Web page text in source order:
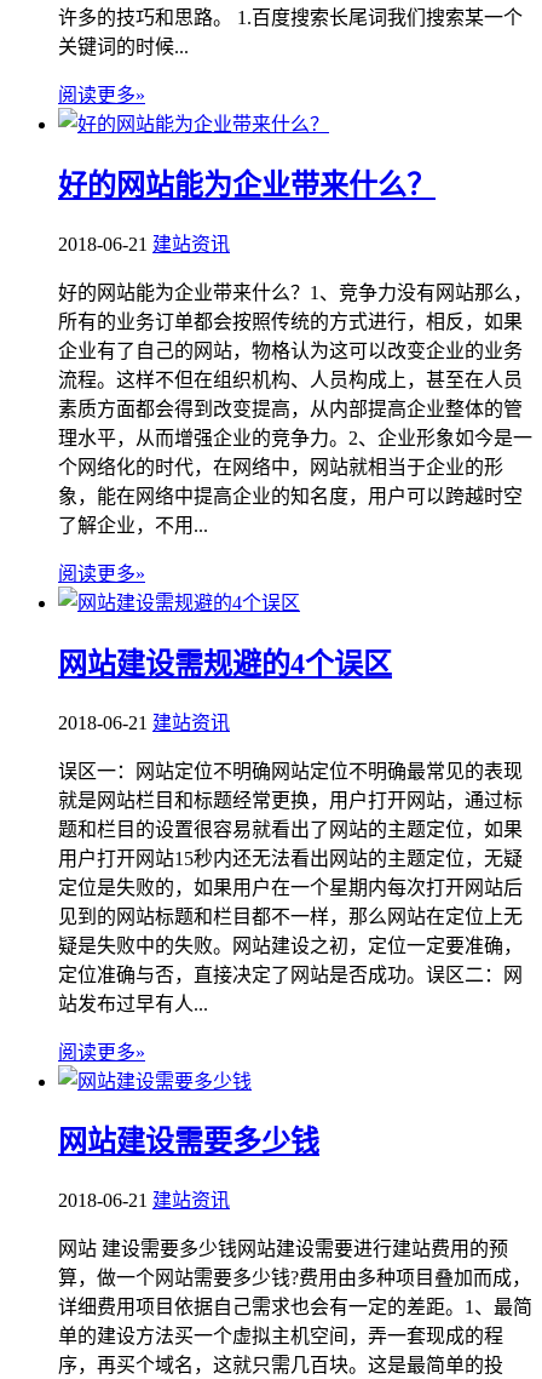
许多的技巧和思路。 1.百度搜索长尾词我们搜索某一个
关键词的时候...
阅读更多»
好的网站能为企业带来什么？
2018-06-21 建站资讯
好的网站能为企业带来什么？1、竞争力没有网站那么，
所有的业务订单都会按照传统的方式进行，相反，如果
企业有了自己的网站，物格认为这可以改变企业的业务
流程。这样不但在组织机构、人员构成上，甚至在人员
素质方面都会得到改变提高，从内部提高企业整体的管
理水平，从而增强企业的竞争力。2、企业形象如今是一
个网络化的时代，在网络中，网站就相当于企业的形
象，能在网络中提高企业的知名度，用户可以跨越时空
了解企业，不用...
阅读更多»
网站建设需规避的4个误区
2018-06-21 建站资讯
误区一：网站定位不明确网站定位不明确最常见的表现
就是网站栏目和标题经常更换，用户打开网站，通过标
题和栏目的设置很容易就看出了网站的主题定位，如果
用户打开网站15秒内还无法看出网站的主题定位，无疑
定位是失败的，如果用户在一个星期内每次打开网站后
见到的网站标题和栏目都不一样，那么网站在定位上无
疑是失败中的失败。网站建设之初，定位一定要准确，
定位准确与否，直接决定了网站是否成功。误区二：网
站发布过早有人...
阅读更多»
网站建设需要多少钱
2018-06-21 建站资讯
网站 建设需要多少钱网站建设需要进行建站费用的预
算，做一个网站需要多少钱?费用由多种项目叠加而成，
详细费用项目依据自己需求也会有一定的差距。1、最简
单的建设方法买一个虚拟主机空间，弄一套现成的程
序，再买个域名，这就只需几百块。这是最简单的投